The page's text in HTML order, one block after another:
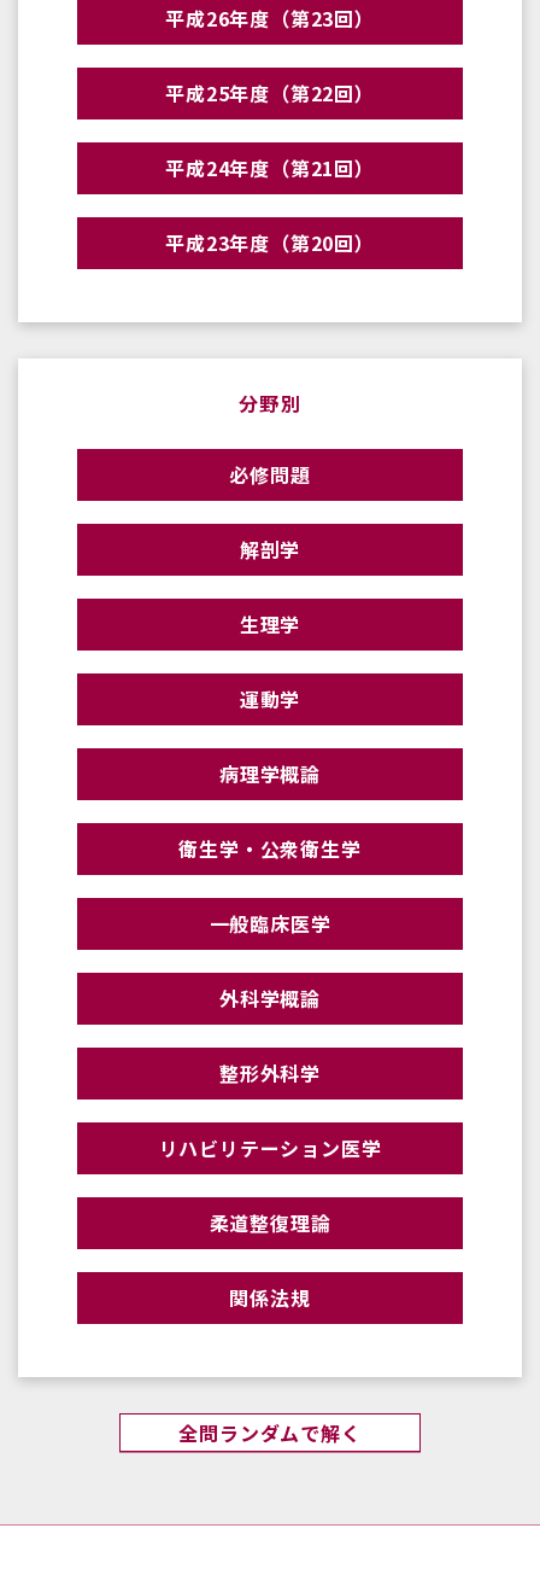
平成26年度（第23回）
平成25年度（第22回）
平成24年度（第21回）
平成23年度（第20回）
分野別
必修問題
解剖学
生理学
運動学
病理学概論
衛生学・公衆衛生学
一般臨床医学
外科学概論
整形外科学
リハビリテーション医学
柔道整復理論
関係法規
全問ランダムで解く